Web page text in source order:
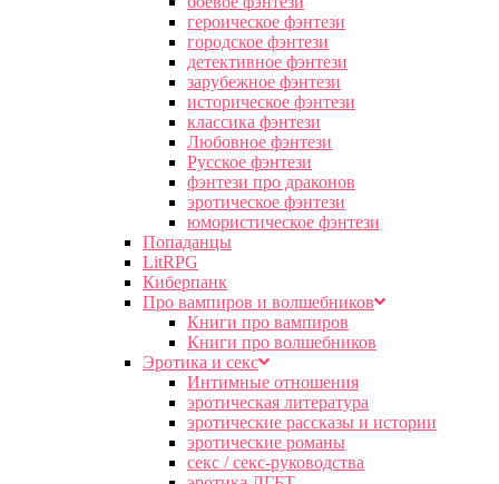
героическое фэнтези
городское фэнтези
детективное фэнтези
зарубежное фэнтези
историческое фэнтези
классика фэнтези
Любовное фэнтези
Русское фэнтези
фэнтези про драконов
эротическое фэнтези
юмористическое фэнтези
Попаданцы
LitRPG
Киберпанк
Про вампиров и волшебников
Книги про вампиров
Книги про волшебников
Эротика и секс
Интимные отношения
эротическая литература
эротические рассказы и истории
эротические романы
секс / секс-руководства